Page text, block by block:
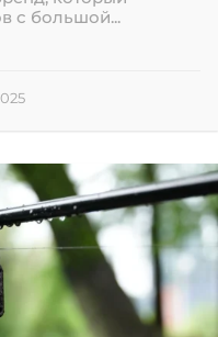
с большой...
0
9
.
2
0
2